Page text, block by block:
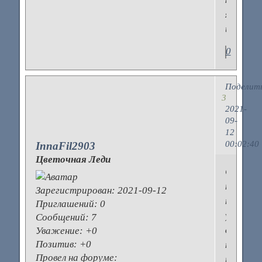
яркие
цвета.
0
3
2021-
09-
12
00:02:40
InnaFil2903
Цветочная Леди
Зарегистрирован: 2021-09-12
Приглашений: 0
Сообщений: 7
Уважение: +0
Позитив: +0
Провел на форуме:
Судя
по
погоде
уже
пора